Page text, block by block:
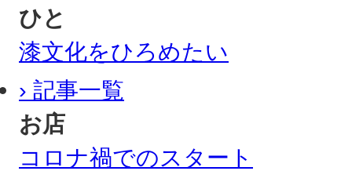
ひと
漆文化をひろめたい
› 記事一覧
お店
コロナ禍でのスタート